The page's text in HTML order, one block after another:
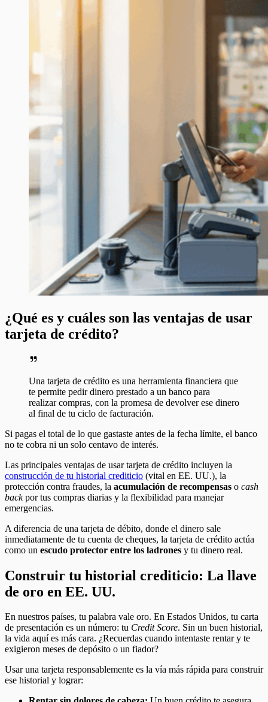
¿Qué es y cuáles son las ventajas de usar
tarjeta de crédito?
Una tarjeta de crédito es una herramienta financiera que
te permite pedir dinero prestado a un banco para
realizar compras, con la promesa de devolver ese dinero
al final de tu ciclo de facturación.
Si pagas el total de lo que gastaste antes de la fecha límite, el banco
no te cobra ni un solo centavo de interés.
Las principales ventajas de usar tarjeta de crédito incluyen la
construcción de tu historial crediticio (vital en EE. UU.), la
protección contra fraudes, la acumulación de recompensas o cash
backpor tus compras diarias y la flexibilidad para manejar
emergencias.
A diferencia de una tarjeta de débito, donde el dinero sale
inmediatamente de tu cuenta de cheques, la tarjeta de crédito actúa
como un escudo protector entre los ladrones y tu dinero real.
Construir tu historial crediticio: La llave
de oro en EE. UU.
En nuestros países, tu palabra vale oro. En Estados Unidos, tu carta
de presentación es un número: tu Credit Score. Sin un buen historial,
la vida aquí es más cara. ¿Recuerdas cuando intentaste rentar y te
exigieron meses de depósito o un fiador?
Usar una tarjeta responsablemente es la vía más rápida para construir
ese historial y lograr: